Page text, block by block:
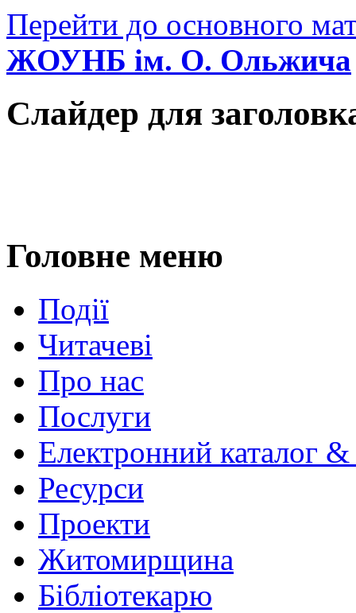
Перейти до основного
ЖОУНБ ім. О. Ольжича
Слайдер для
Головне меню
Події
Читачеві
Про нас
Послуги
Електронний каталог
Ресурси
Проекти
Житомирщина
Бібліотекарю